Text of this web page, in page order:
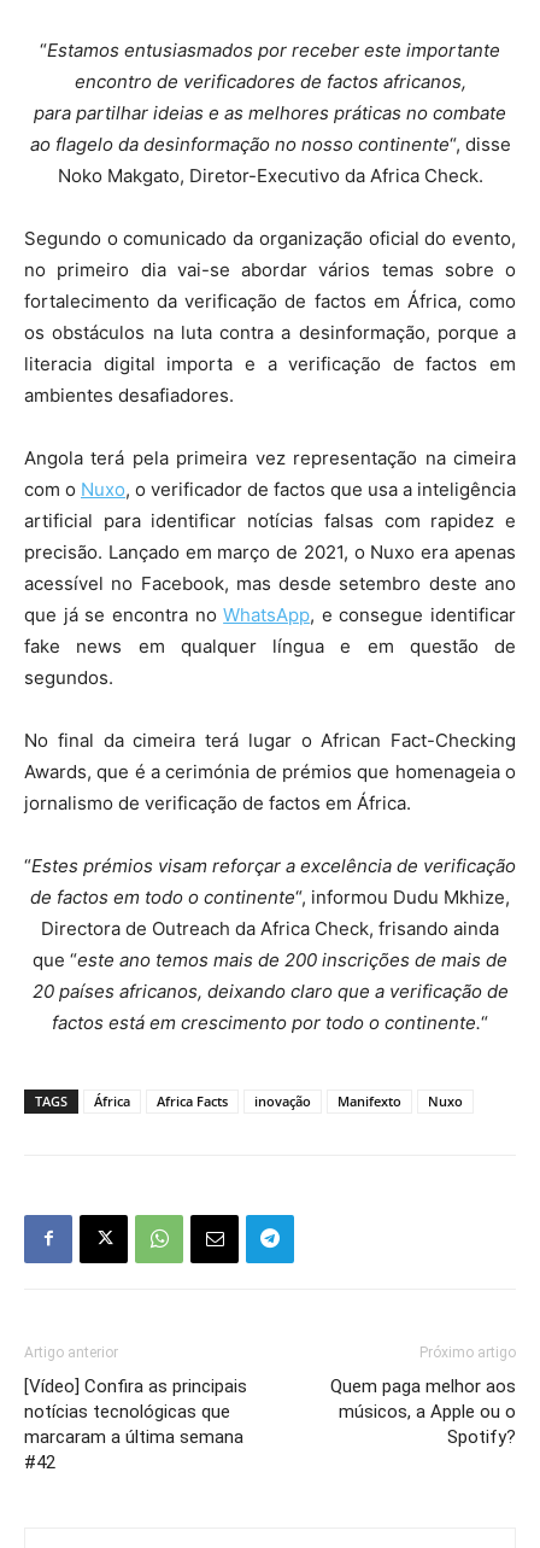
“Estamos entusiasmados por receber este importante
encontrode verificadores de factos africanos,
para partilhar ideias e as melhores práticas no combate
ao flagelo da desinformação nonosso continente“, disse
Noko Makgato, Diretor-Executivo da Africa Check.
Segundo o comunicado da organização oficial do evento,
no primeiro dia vai-se abordar vários temas sobre o
fortalecimento da verificação de factos em África, como
os obstáculos na luta contra a desinformação, porque a
literacia digital importa e a verificação de factos em
ambientes desafiadores.
Angola terá pela primeira vez representação na cimeira
com o Nuxo, o verificador de factos que usa a inteligência
artificial para identificar notícias falsas com rapidez e
precisão. Lançado em março de 2021, o Nuxo era apenas
acessível no Facebook, mas desde setembro deste ano
que já se encontra noWhatsApp, e consegue identificar
fake news em qualquer língua e em questão de
segundos.
No final da cimeira terá lugar o African Fact-Checking
Awards, que é a cerimónia de prémios que homenageia o
jornalismo de verificação de factos em África.
“Estes prémios visam reforçar a excelência de verificação
de factos em todo o continente“, informou Dudu Mkhize,
Directora de Outreach da Africa Check, frisando ainda
que “este ano temos mais de 200 inscrições de mais de
20 países africanos, deixando claro que a verificação de
factos está em crescimento por todo o continente.“
TAGS África Africa Facts inovação Manifexto Nuxo
Artigo anterior
[Vídeo] Confira as principais
notícias tecnológicas que
marcaram a última semana
#42
Próximo artigo
Quem paga melhor aos
músicos, a Apple ou o
Spotify?